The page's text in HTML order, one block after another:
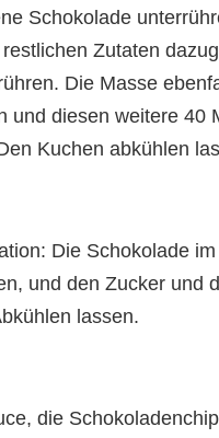
Schokolade
Zutaten
Die Masse
und diesen weitere 40
Kuchen abkühlen
Die Schokolade
und den Zucker und
lassen.
die